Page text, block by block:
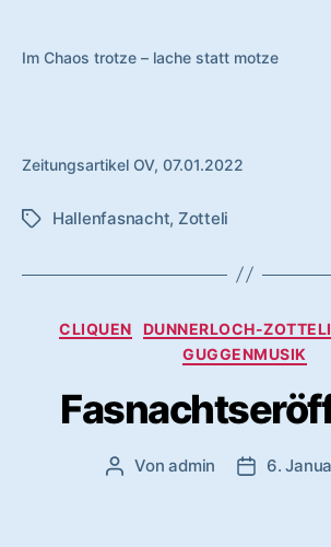
Im Chaos trotze – lache statt motze
Zeitungsartikel OV, 07.01.2022
Schlagwörter
Hallenfasnacht, Zotteli
Kategorien
CLIQUEN DUNNERLOCH-ZOTTELI
GUGGENMUSIK
Beitragsautor
Vonadmin 6.